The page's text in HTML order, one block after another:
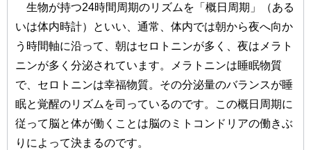
生物が持つ24時間周期のリズムを「概日周期」（ある
いは体内時計）といい、通常、体内では朝から夜へ向か
う時間軸に沿って、朝はセロトニンが多く、夜はメラト
ニンが多く分泌されています。メラトニンは睡眠物質
で、セロトニンは幸福物質。その分泌量のバランスが睡
眠と覚醒のリズムを司っているのです。この概日周期に
従って脳と体が働くことは脳のミトコンドリアの働きぶ
りによって決まるのです。